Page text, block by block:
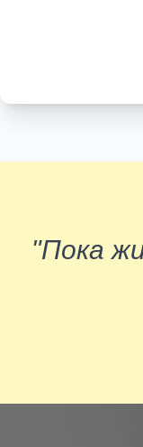
"Пока